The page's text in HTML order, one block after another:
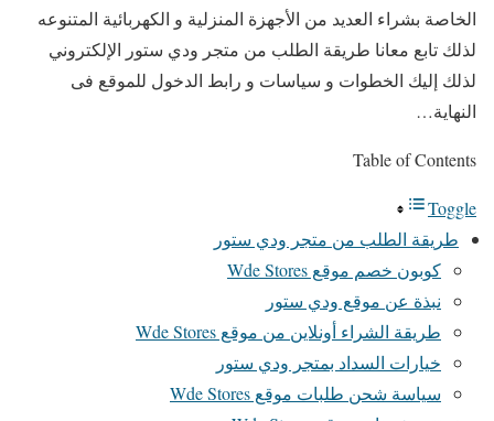
الخاصة بشراء العديد من الأجهزة المنزلية و الكهربائية المتنوعه
لذلك تابع معانا طريقة الطلب من متجر ودي ستور الإلكتروني
لذلك إليك الخطوات و سياسات و رابط الدخول للموقع فى
النهاية…
Table of Contents
Toggle
طريقة الطلب من متجر ودي ستور
كوبون خصم موقع Wde Stores
نبذة عن موقع ودي ستور
طريقة الشراء أونلاين من موقع Wde Stores
خيارات السداد بمتجر ودي ستور
سياسة شحن طلبات موقع Wde Stores